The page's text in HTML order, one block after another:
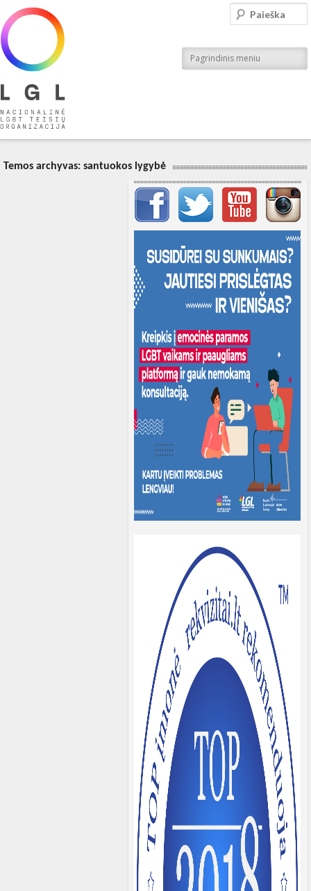
Nacionalinė LGBT teisių organizacija
Pagrindinis meniu
Paieška
Temos archyvas: santuokos lygybė
Svarbių įrašų meniu